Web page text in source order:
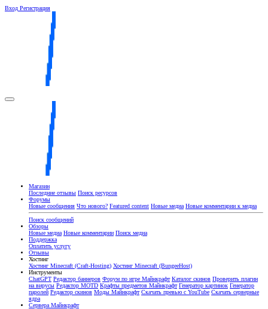
Вход Регистрация
Магазин
Последние отзывы Поиск ресурсов
Форумы
Новые сообщения Что нового? Featured content Новые медиа Новые комментарии к медиа
Поиск сообщений
Обзоры
Новые медиа Новые комментарии Поиск медиа
Поддержка
Оплатить услугу
Отзывы
Хостинг
Хостинг Minecraft (Craft-Hosting) Хостинг Minecraft (BungeeHost)
Инструменты
ChatGPT Редактор баннеров Форум по игре Майнкрафт Каталог скинов Проверить плагин
на вирусы Редактор MOTD Крафты предметов Майнкрафт Генератор картинок Генератор
паролей Редактор скинов Моды Майнкрафт Скачать превью с YouTube Скачать серверные
ядра
Сервера Майнкрафт